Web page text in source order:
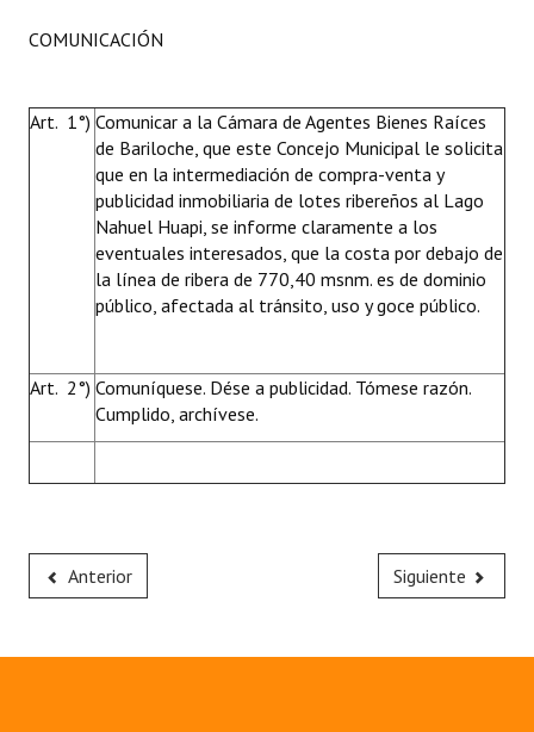
COMUNICACIÓN
Art. 1°) Comunicar a la Cámara de Agentes Bienes Raíces
de Bariloche, que este Concejo Municipal le solicita
que en la intermediación de compra-venta y
publicidad inmobiliaria de lotes ribereños al Lago
Nahuel Huapi, se informe claramente a los
eventuales interesados, que la costa por debajo de
la línea de ribera de 770,40 msnm. es de dominio
público, afectada al tránsito, uso y goce público.
Art. 2°) Comuníquese. Dése a publicidad. Tómese razón.
Cumplido, archívese.
Anterior Siguiente